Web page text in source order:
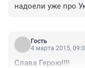
надоели уже про
Гость
4 марта 2015,
Слава Герою!!!!